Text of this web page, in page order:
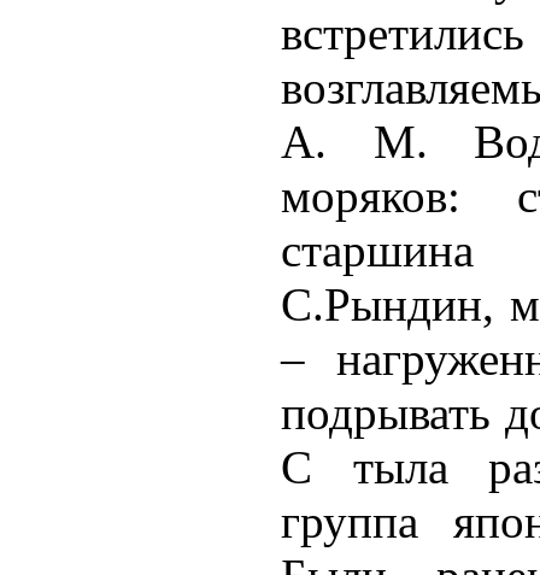
А. М.
моряков:
С.Рындин,
–
подрывать
С тыла
группа